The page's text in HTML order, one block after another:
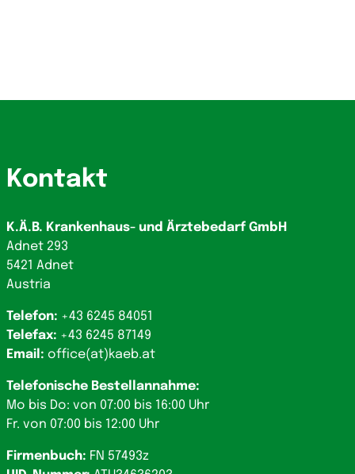
Kontakt
K.Ä.B. Krankenhaus- und Ärztebedarf GmbH
Adnet 293
5421 Adnet
Austria
Telefon: +43 6245 84051
Telefax: +43 6245 87149
Email: office(at)kaeb.at
Telefonische Bestellannahme:
Mo bis Do: von 07:00 bis 16:00 Uhr
Fr. von 07:00 bis 12:00 Uhr
Firmenbuch: FN 57493z